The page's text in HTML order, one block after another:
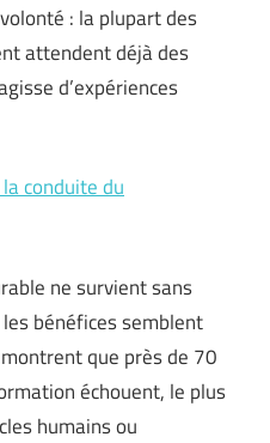
: la plupart des
attendent déjà des
d’expériences
conduite du
ne survient sans
bénéfices semblent
que près de 70
échouent, le plus
humains ou